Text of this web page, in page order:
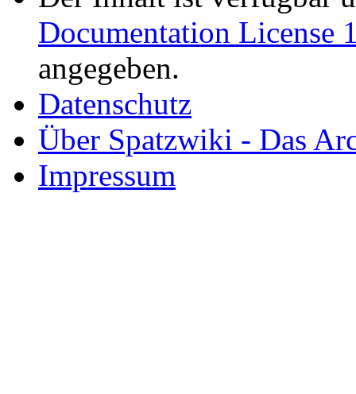
Documentation License
angegeben.
Datenschutz
Über Spatzwiki - Das
Impressum